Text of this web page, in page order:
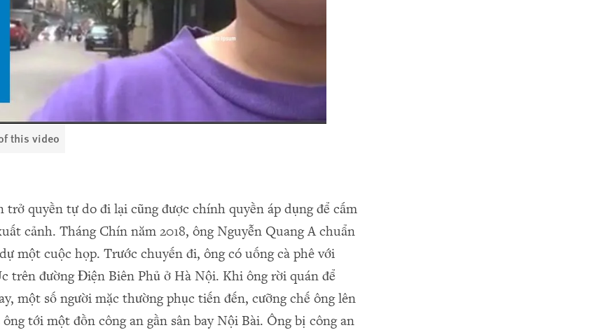
this video
quyền tự do đi lại cũng được chính quyền áp dụng để cấm
cảnh. Tháng Chín năm 2018, ông Nguyễn Quang A chuẩn
một cuộc họp. Trước chuyến đi, ông có uống cà phê với
trên đường Điện Biên Phủ ở Hà Nội. Khi ông rời quán để
một số người mặc thường phục tiến đến, cưỡng chế ông lên
tới một đồn công an gần sân bay Nội Bài. Ông bị công an